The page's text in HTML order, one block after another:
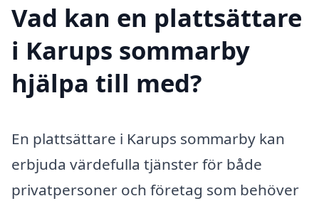
Vad kan en plattsättare
i Karups sommarby
hjälpa till med?
En plattsättare i Karups sommarby kan
erbjuda värdefulla tjänster för både
privatpersoner och företag som behöver